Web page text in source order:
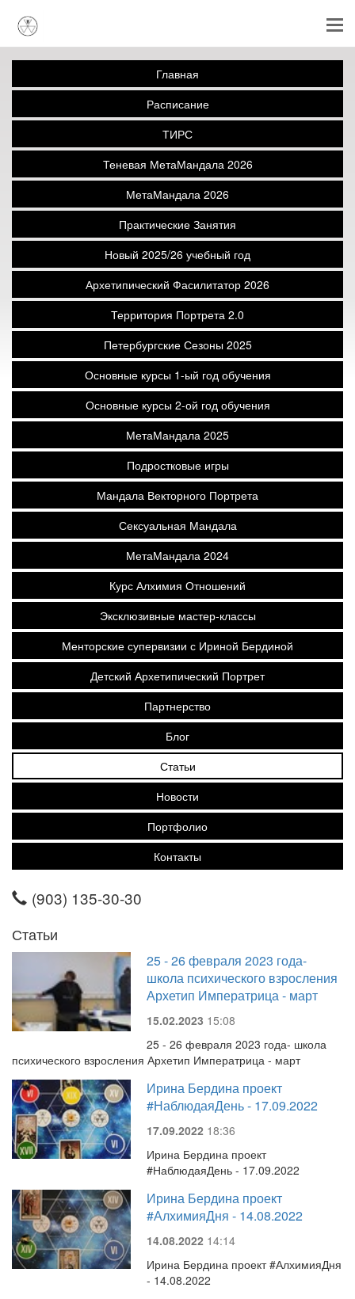
Главная
Расписание
ТИРС
Теневая МетаМандала 2026
МетаМандала 2026
Практические Занятия
Новый 2025/26 учебный год
Архетипический Фасилитатор 2026
Территория Портрета 2.0
Петербургские Сезоны 2025
Основные курсы 1-ый год обучения
Основные курсы 2-ой год обучения
МетаМандала 2025
Подростковые игры
Мандала Векторного Портрета
Сексуальная Мандала
МетаМандала 2024
Курс Алхимия Отношений
Эксклюзивные мастер-классы
Менторские супервизии с Ириной Бердиной
Детский Архетипический Портрет
Партнерство
Блог
Статьи
Новости
Портфолио
Контакты
(903) 135-30-30
Статьи
25 - 26 февраля 2023 года-
школа психического взросления
Архетип Императрица - март
15.02.2023 15:08
25 - 26 февраля 2023 года- школа
психического взросления Архетип Императрица - март
Ирина Бердина проект
#НаблюдаяДень - 17.09.2022
17.09.2022 18:36
Ирина Бердина проект
#НаблюдаяДень - 17.09.2022
Ирина Бердина проект
#АлхимияДня - 14.08.2022
14.08.2022 14:14
Ирина Бердина проект #АлхимияДня
- 14.08.2022